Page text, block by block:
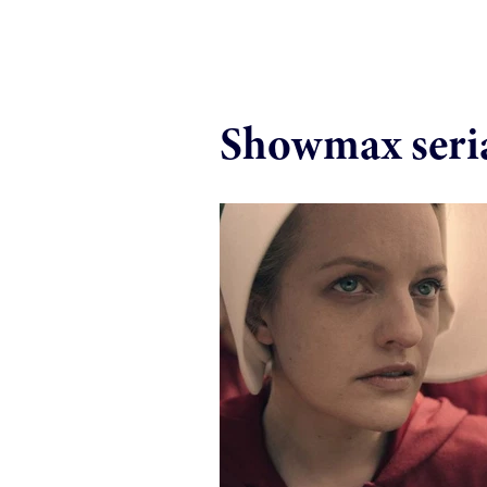
Showmax